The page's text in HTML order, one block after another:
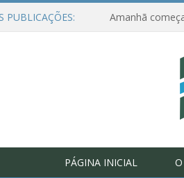
PUBLICAÇÕES:
PÁGINA INICIAL